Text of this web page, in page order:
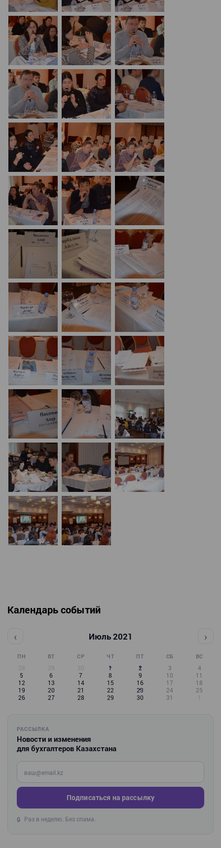
Календарь событий
‹ Июль 2021 ›
ПН ВТ СР ЧТ ПТ СБ ВС
28 29 30 1 2 3
4
5
6 7 8 9 10
11
12
13 14 15 16 17
18
19
20 21 22 23 24
25
26
27 28 29 30 31 1
РАССЫЛКА
Новости и изменения
для бухгалтеров Казахстана
Введите ваш e-mail
Подписаться на рассылку
🔒 Раз в неделю. Без спама.